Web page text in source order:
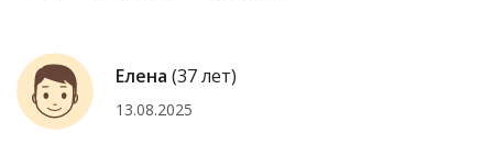
Елена (37 лет)
13.08.2025